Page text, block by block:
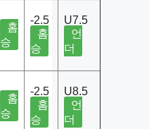
홈
승
-2.5
홈
승
U7.5
언
더
홈
승
-2.5
홈
승
U8.5
언
더